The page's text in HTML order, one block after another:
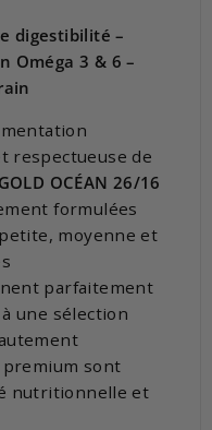
digestibilité –
Oméga 3 & 6 –
respectueuse de
GOLD OCÉAN 26/16
formulées
moyenne et
parfaitement
une sélection
sont
nutritionnelle et